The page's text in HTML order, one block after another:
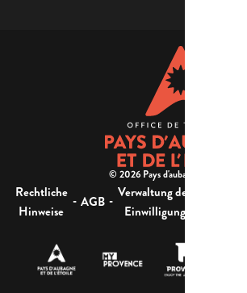
© 2026 Pays d'aubagne et de l'étoile -
Rechtliche
Hinweise
- AGB - Verwaltung der
Einwilligung